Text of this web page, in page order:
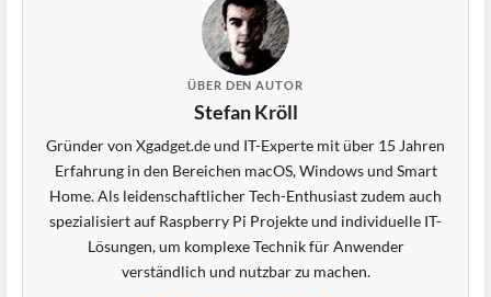
ÜBER DEN AUTOR
Stefan Kröll
Gründer von Xgadget.de und IT-Experte mit über 15 Jahren
Erfahrung in den Bereichen macOS, Windows und Smart
Home. Als leidenschaftlicher Tech-Enthusiast zudem auch
spezialisiert auf Raspberry Pi Projekte und individuelle IT-
Lösungen, um komplexe Technik für Anwender
verständlich und nutzbar zu machen.